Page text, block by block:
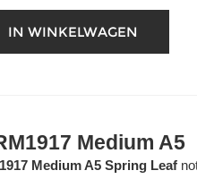
Medium A5
Medium A5 Spring Leaf